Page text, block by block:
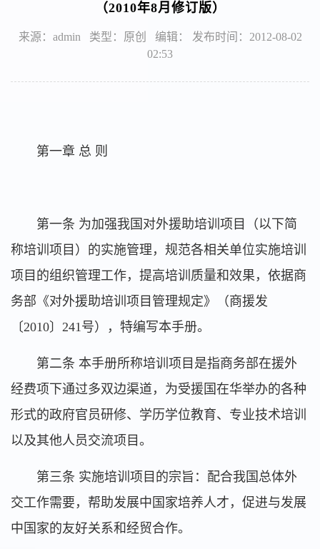
（2010年8月修订版）
来源：admin 类型：原创 编辑： 发布时间：2012-08-02
02:53
第一章 总 则
第一条 为加强我国对外援助培训项目（以下简
称培训项目）的实施管理，规范各相关单位实施培训
项目的组织管理工作，提高培训质量和效果，依据商
务部《对外援助培训项目管理规定》（商援发
〔2010〕241号），特编写本手册。
第二条 本手册所称培训项目是指商务部在援外
经费项下通过多双边渠道，为受援国在华举办的各种
形式的政府官员研修、学历学位教育、专业技术培训
以及其他人员交流项目。
第三条 实施培训项目的宗旨：配合我国总体外
交工作需要，帮助发展中国家培养人才，促进与发展
中国家的友好关系和经贸合作。